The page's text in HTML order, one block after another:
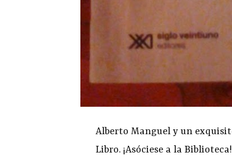
Alberto Manguel y un
Libro. ¡Asóciese a la